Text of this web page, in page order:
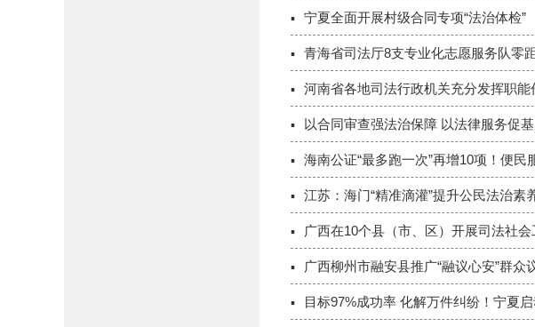
宁夏全面开展村级合同专项“法治体检”
青海省司法厅8支专业化志愿服务队零
河南省各地司法行政机关充分发挥职能
以合同审查强法治保障 以法律服务促
海南公证“最多跑一次”再增10项！便民
江苏：海门“精准滴灌”提升公民法治素
广西在10个县（市、区）开展司法社
广西柳州市融安县推广“融议心安”群众
目标97%成功率 化解万件纠纷！宁夏